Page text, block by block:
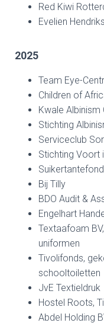
Red Kiwi
Evelien
2025
Team Eye-
Children of
Kwale Albinism
Stichting
Serviceclub
Stichting Voort
Bij Tilly
BDO Audit &
Engelhart
Textaafoam
uniformen
Tivolifonds,
schooltoiletten
JvE Textieldruk
Hostel Roots,
Abdel Holding